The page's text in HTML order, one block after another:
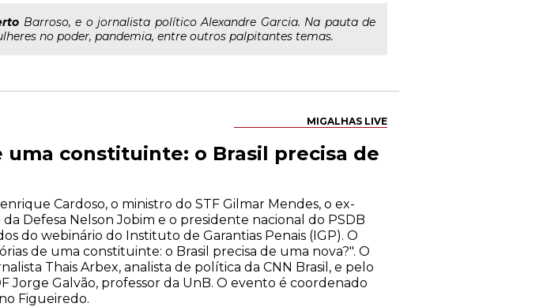
Barroso, e o jornalista político Alexandre Garcia. Na pauta de
no poder, pandemia, entre outros palpitantes temas.
MIGALHAS LIVE
uma constituinte: o Brasil precisa de
Cardoso, o ministro do STF Gilmar Mendes, o ex-
Defesa Nelson Jobim e o presidente nacional do PSDB
do webinário do Instituto de Garantias Penais (IGP). O
de uma constituinte: o Brasil precisa de uma nova?". O
Thais Arbex, analista de política da CNN Brasil, e pelo
Jorge Galvão, professor da UnB. O evento é coordenado
Figueiredo.